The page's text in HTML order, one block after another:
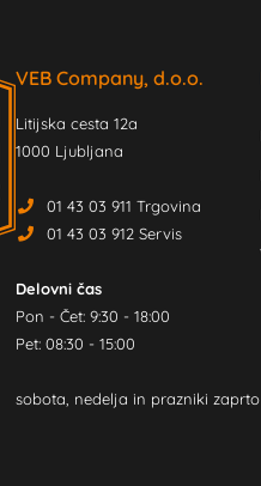
VEB Company, d.o.o.
Litijska cesta 12a
1000 Ljubljana
01 43 03 911 Trgovina
01 43 03 912 Servis
Delovni čas
Pon - Čet: 9:30 - 18:00
Pet: 08:30 - 15:00
sobota, nedelja in prazniki zaprto